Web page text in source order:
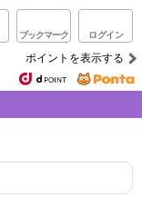
ブックマーク ログイン
ポイントを表示する